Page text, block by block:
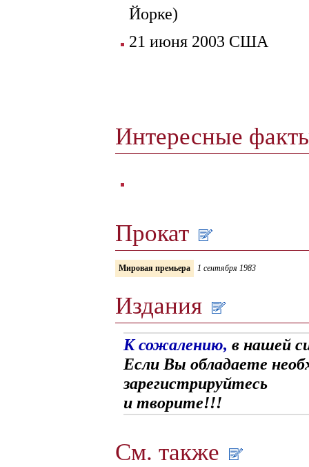
Йорке)
21 июня 2003 США
Интересные
Прокат
Мировая премьера 1 сентября 1983
Издания
К сожалению, в нашей
Если Вы обладаете
зарегистрируйтесь
и творите!!!
См. также